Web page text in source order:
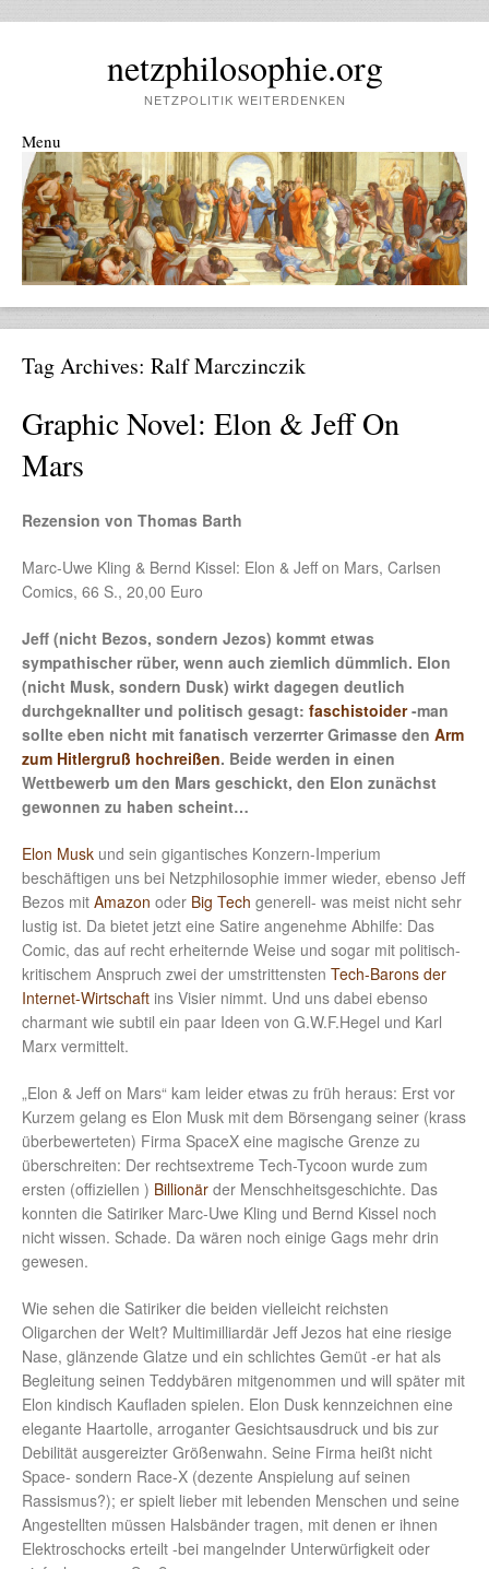
netzphilosophie.org
NETZPOLITIK WEITERDENKEN
Menu
Skip to content
Tag Archives: Ralf Marczinczik
Graphic Novel: Elon & Jeff On
Mars
Rezension von Thomas Barth
Marc-Uwe Kling & Bernd Kissel: Elon & Jeff on Mars, Carlsen
Comics, 66 S., 20,00 Euro
Jeff (nicht Bezos, sondern Jezos) kommt etwas
sympathischer rüber, wenn auch ziemlich dümmlich. Elon
(nicht Musk, sondern Dusk) wirkt dagegen deutlich
durchgeknallter und politisch gesagt: faschistoider-man
sollte eben nicht mit fanatisch verzerrter Grimasse den Arm
zum Hitlergruß hochreißen. Beide werden in einen
Wettbewerb um den Mars geschickt, den Elon zunächst
gewonnen zu haben scheint…
Elon Musk und sein gigantisches Konzern-Imperium
beschäftigen uns bei Netzphilosophie immer wieder, ebenso Jeff
Bezos mit Amazon oder Big Tech generell- was meist nicht sehr
lustig ist. Da bietet jetzt eine Satire angenehme Abhilfe: Das
Comic, das auf recht erheiternde Weise und sogar mit politisch-
kritischem Anspruch zwei der umstrittensten Tech-Barons der
Internet-Wirtschaft ins Visier nimmt. Und uns dabei ebenso
charmant wie subtil ein paar Ideen von G.W.F.Hegel und Karl
Marx vermittelt.
„Elon & Jeff on Mars“ kam leider etwas zu früh heraus: Erst vor
Kurzem gelang es Elon Musk mit dem Börsengang seiner (krass
überbewerteten) Firma SpaceX eine magische Grenze zu
überschreiten: Der rechtsextreme Tech-Tycoon wurde zum
ersten (offiziellen ) Billionär der Menschheitsgeschichte. Das
konnten die Satiriker Marc-Uwe Kling und Bernd Kissel noch
nicht wissen. Schade. Da wären noch einige Gags mehr drin
gewesen.
Wie sehen die Satiriker die beiden vielleicht reichsten
Oligarchen der Welt? Multimilliardär Jeff Jezos hat eine riesige
Nase, glänzende Glatze und ein schlichtes Gemüt -er hat als
Begleitung seinen Teddybären mitgenommen und will später mit
Elon kindisch Kaufladen spielen. Elon Dusk kennzeichnen eine
elegante Haartolle, arroganter Gesichtsausdruck und bis zur
Debilität ausgereizter Größenwahn. Seine Firma heißt nicht
Space- sondern Race-X (dezente Anspielung auf seinen
Rassismus?); er spielt lieber mit lebenden Menschen und seine
Angestellten müssen Halsbänder tragen, mit denen er ihnen
Elektroschocks erteilt -bei mangelnder Unterwürfigkeit oder